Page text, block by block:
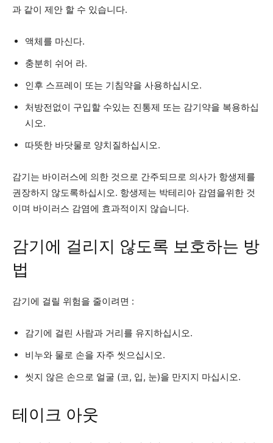
과 같이 제안 할 수 있습니다.
액체를 마신다.
충분히 쉬어 라.
인후 스프레이 또는 기침약을 사용하십시오.
처방전없이 구입할 수있는 진통제 또는 감기약을 복용하십
시오.
따뜻한 바닷물로 양치질하십시오.
감기는 바이러스에 의한 것으로 간주되므로 의사가 항생제를
권장하지 않도록하십시오. 항생제는 박테리아 감염을위한 것
이며 바이러스 감염에 효과적이지 않습니다.
감기에 걸리지 않도록 보호하는 방
법
감기에 걸릴 위험을 줄이려면 :
감기에 걸린 사람과 거리를 유지하십시오.
비누와 물로 손을 자주 씻으십시오.
씻지 않은 손으로 얼굴 (코, 입, 눈)을 만지지 마십시오.
테이크 아웃